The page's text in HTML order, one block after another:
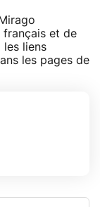
français et de
liens
les pages de